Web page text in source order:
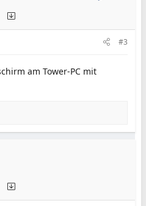
#3
am Tower-PC mit